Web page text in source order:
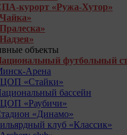
курорт «Ружа-Хутор»
объекты
футбольный
Арена
«Стайки»
бассейн
«Раубичи»
«Динамо»
клуб «Классик»